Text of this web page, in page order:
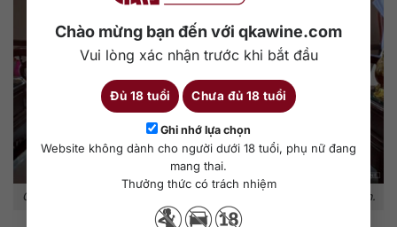
Chào mừng bạn đến với qkawine.com
Vui lòng xác nhận trước khi bắt đầu
Đủ 18 tuổi Chưa đủ 18 tuổi
Ghi nhớ lựa chọn
Website không dành cho người dưới 18 tuổi, phụ nữ đang
mang thai.
Thưởng thức có trách nhiệm
Củ còn nước hoặc rượu quá nhẹ dễ khiến bình rượu bị đục và tanh.